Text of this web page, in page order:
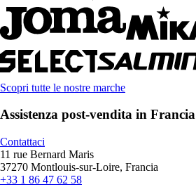
Scopri tutte le nostre marche
Assistenza post-vendita in Francia
Contattaci
11 rue Bernard Maris
37270 Montlouis-sur-Loire, Francia
+33 1 86 47 62 58